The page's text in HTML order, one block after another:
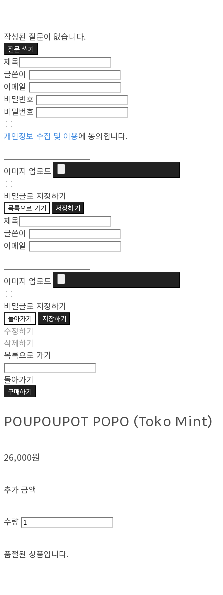
작성된 질문이 없습니다.
질문 쓰기
제목
글쓴이
이메일
비밀번호
비밀번호
개인정보 수집 및 이용에 동의합니다.
이미지 업로드
비밀글로 지정하기
목록으로 가기 저장하기
제목
글쓴이
이메일
이미지 업로드
비밀글로 지정하기
돌아가기 저장하기
수정하기
삭제하기
목록으로 가기
돌아가기
구매하기
POUPOUPOT POPO (Toko Mint)
26,000원
추가 금액
수량
품절된 상품입니다.